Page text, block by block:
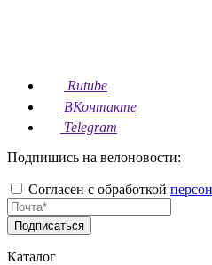
Rutube
ВКонтакте
Telegram
Подпишись на велоновости:
Согласен с обработкой
Подписаться
Каталог